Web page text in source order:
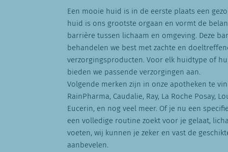
Een mooie huid is in de eerste plaats een
huid is ons grootste orgaan en vormt de
barrière tussen lichaam en omgeving. Deze
behandelen we best met zachte en
verzorgingsproducten. Voor elk huidtype of
bieden we passende verzorgingen aan.
Volgende merken zijn in onze apotheken te
RainPharma, Caudalie, Ray, La Roche Posay,
Eucerin, en nog veel meer. Of je nu een
een volledige routine zoekt voor je gelaat,
voeten, wij kunnen je zeker en vast de
aanbevelen.